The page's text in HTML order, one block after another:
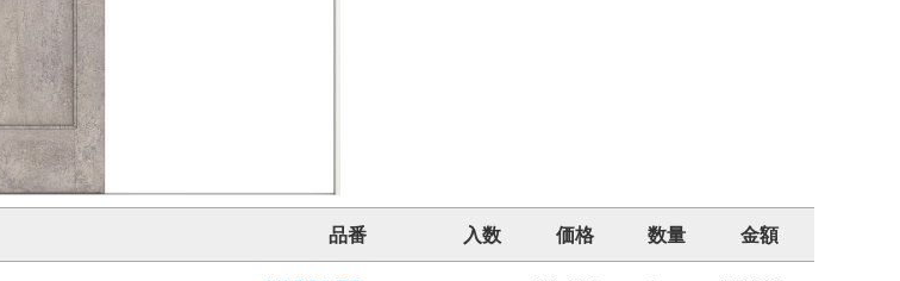
品番 入数 価格 数量 金額